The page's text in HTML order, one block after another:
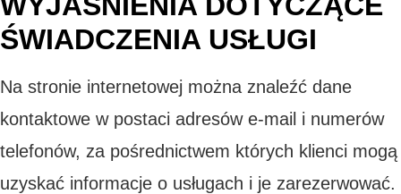
ŚWIADCZENIA USŁUGI
Na stronie internetowej można znaleźć dane
kontaktowe w postaci adresów e-mail i numerów
telefonów, za pośrednictwem których klienci mogą
uzyskać informacje o usługach i je zarezerwować.